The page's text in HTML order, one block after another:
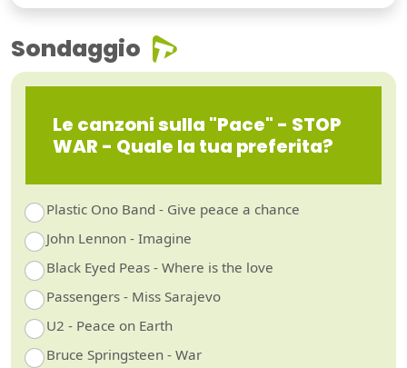
Sondaggio
Le canzoni sulla "Pace" - STOP
WAR - Quale la tua preferita?
Plastic Ono Band - Give peace a chance
John Lennon - Imagine
Black Eyed Peas - Where is the love
Passengers - Miss Sarajevo
U2 - Peace on Earth
Bruce Springsteen - War